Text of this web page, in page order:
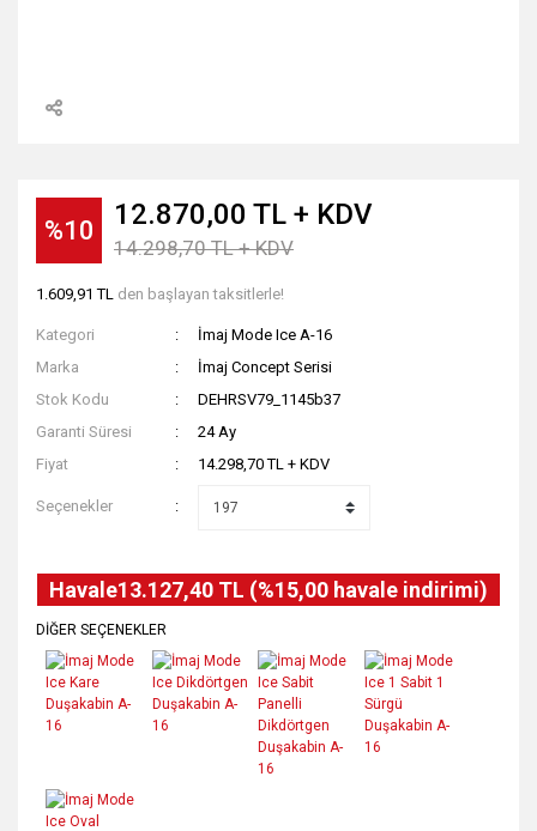
%10 12.870,00 TL + KDV
14.298,70 TL + KDV
1.609,91 TL den başlayan taksitlerle!
Kategori
İmaj Mode Ice A-16
Marka
İmaj Concept Serisi
Stok Kodu
DEHRSV79_1145b37
Garanti Süresi
24 Ay
Fiyat
14.298,70 TL + KDV
Seçenekler
Havale13.127,40 TL (%15,00 havale indirimi)
DİĞER SEÇENEKLER